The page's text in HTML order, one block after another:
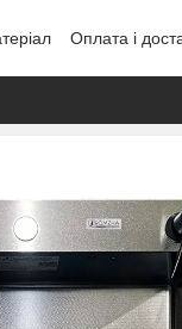
Оплата і